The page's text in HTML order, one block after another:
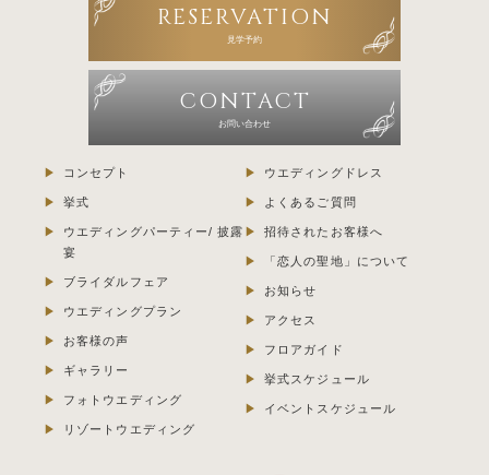
RESERVATION
見学予約
CONTACT
お問い合わせ
コンセプト
挙式
ウエディングパーティー/ 披露
宴
ブライダルフェア
ウエディングプラン
お客様の声
ギャラリー
フォトウエディング
リゾートウエディング
ウエディングドレス
よくあるご質問
招待されたお客様へ
「恋人の聖地」について
お知らせ
アクセス
フロアガイド
挙式スケジュール
イベントスケジュール